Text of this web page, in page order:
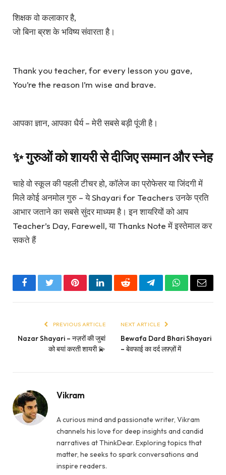
शिक्षक वो कलाकार है,
जो बिना ब्रश के भविष्य संवारता है।
Thank you teacher, for every lesson you gave,
You’re the reason I’m wise and brave.
आपका ज्ञान, आपका धैर्य – मेरी सबसे बड़ी पूंजी है।
✨ गुरुओं को शायरी से दीजिए सम्मान और स्नेह
चाहे वो स्कूल की पहली टीचर हो, कॉलेज का प्रोफेसर या जिंदगी में
मिले कोई अनमोल गुरु – ये Shayari for Teachers उनके प्रति
आभार जताने का सबसे सुंदर माध्यम है। इन शायरियों को आप
Teacher’s Day, Farewell, या Thanks Note में इस्तेमाल कर
सकते हैं
FacebookTwitterPinterestLinkedInRedditTelegramWhatsApp
Email
PREVIOUS ARTICLE
Nazar Shayari – नज़रों की जुबां
को बयां करती शायरी 💫
NEXT ARTICLE
Bewafa Dard Bhari Shayari
– बेवफाई का दर्द लफ़्ज़ों में
Vikram
A curious mind and passionate writer, Vikram
channels his love for deep insights and candid
narratives at ThinkDear. Exploring topics that
matter, he seeks to spark conversations and
inspire readers.